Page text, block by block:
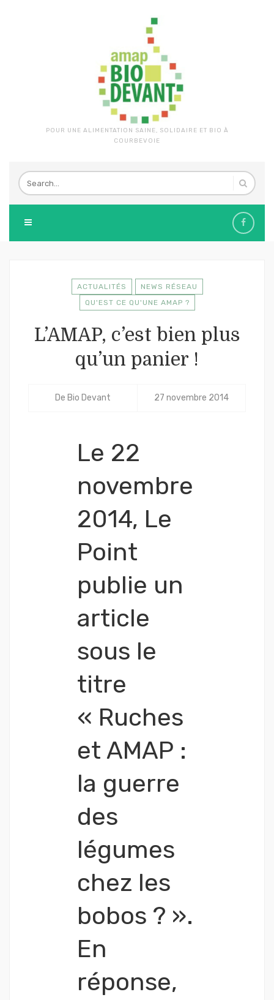
POUR UNE ALIMENTATION SAINE, SOLIDAIRE ET BIO À
COURBEVOIE
ACTUALITÉS
NEWS RÉSEAU
QU'EST CE QU'UNE AMAP ?
L’AMAP, c’est bien plus
qu’un panier !
De Bio Devant 27 novembre 2014
Le 22
novembre
2014, Le
Point
publie un
article
sous le
titre
« Ruches
et AMAP :
la guerre
des
légumes
chez les
bobos ? ».
En
réponse,